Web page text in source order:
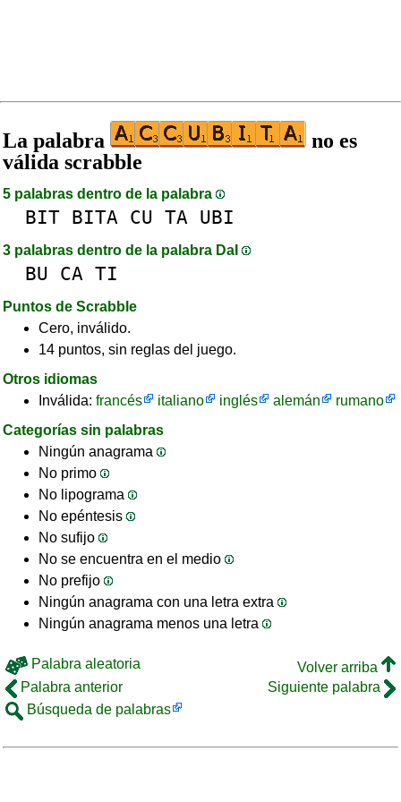
La palabra
no es
válida scrabble
5 palabras dentro de la palabra
BIT BITA CU TA UBI
3 palabras dentro de la palabra DaI
BU CA TI
Puntos de Scrabble
Cero, inválido.
14 puntos, sin reglas del juego.
Otros idiomas
Inválida: francés italiano inglés alemán
rumano
Categorías sin palabras
Ningún anagrama
No primo
No lipograma
No epéntesis
No sufijo
No se encuentra en el medio
No prefijo
Ningún anagrama con una letra extra
Ningún anagrama menos una letra
Palabra aleatoria
Volver arriba
Palabra anterior
Siguiente palabra
Búsqueda de palabras